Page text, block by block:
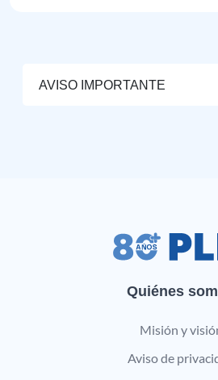
AVISO IMPORTANTE
Quiénes
Misión y
Aviso de